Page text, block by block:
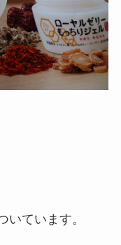
いています。